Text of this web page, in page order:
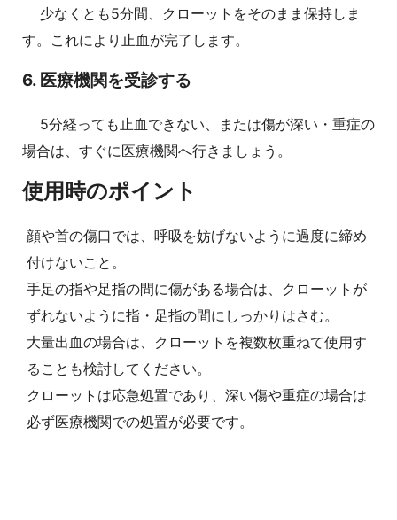
少なくとも5分間、クローットをそのまま保持しま
す。これにより止血が完了します。
6. 医療機関を受診する
5分経っても止血できない、または傷が深い・重症の
場合は、すぐに医療機関へ行きましょう。
使用時のポイント
顔や首の傷口では、呼吸を妨げないように過度に締め
付けないこと。
手足の指や足指の間に傷がある場合は、クローットが
ずれないように指・足指の間にしっかりはさむ。
大量出血の場合は、クローットを複数枚重ねて使用す
ることも検討してください。
クローットは応急処置であり、深い傷や重症の場合は
必ず医療機関での処置が必要です。